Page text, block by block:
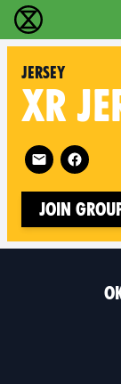
Rebelie proti
Jersey
XR
Follow XR
Join